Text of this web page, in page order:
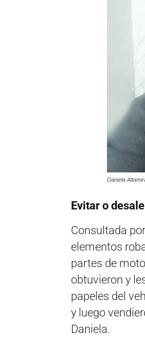
Daniela
Evitar o
Consultada
elementos
partes de
obtuvieron y
papeles del
y luego
Daniela.